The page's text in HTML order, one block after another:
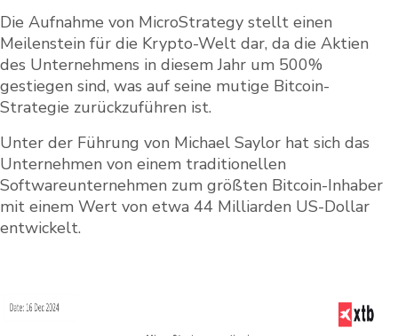
Die Aufnahme von MicroStrategy stellt einen
Meilenstein für die Krypto-Welt dar, da die Aktien
des Unternehmens in diesem Jahr um 500%
gestiegen sind, was auf seine mutige Bitcoin-
Strategie zurückzuführen ist.
Unter der Führung von Michael Saylor hat sich das
Unternehmen von einem traditionellen
Softwareunternehmen zum größten Bitcoin-Inhaber
mit einem Wert von etwa 44 Milliarden US-Dollar
entwickelt.